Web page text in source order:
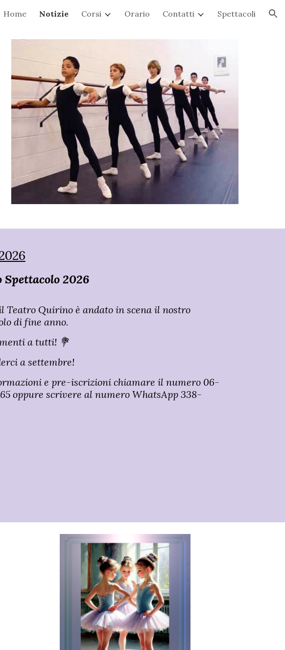
Skip to navigation
Home Notizie Corsi Orario Contatti Spettacoli
6
Spettacolo2026
Teatro Quirino è andato in scena il nostro
di fine anno.
a tutti! 💐
a settembre!
e pre-iscrizioni chiamare il numero 06-
oppure scrivere al numero WhatsApp 338-